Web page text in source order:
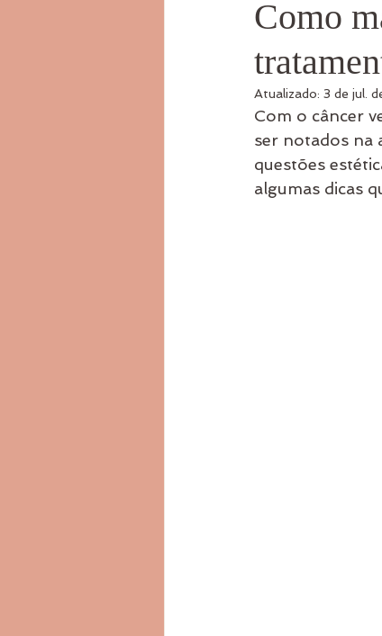
Como
Atualizado: 3 de jul.
Com o câncer
ser notados na
questões
algumas dicas